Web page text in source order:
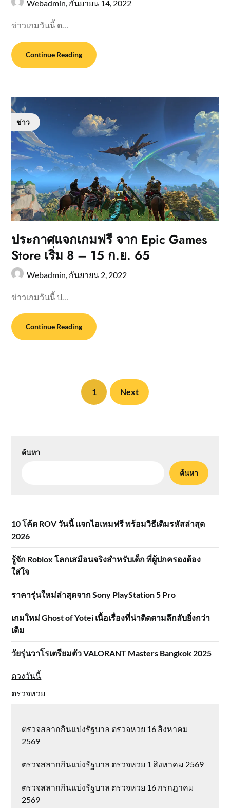
Webadmin, กันยายน 14, 2022
ข่าวเกมวันนี้ ต…
Continue Reading
ข่าว
ประกาศแจกเกมฟรี จาก Epic Games
Store เริ่ม 8 – 15 ก.ย. 65
Webadmin, กันยายน 2, 2022
ข่าวเกมวันนี้ ป…
Continue Reading
1 Next
ค้นหา
ค้นหา
10 โค้ด ROV วันนี้ แจกไอเทมฟรี พร้อมวิธีเติมรหัสล่าสุด
2026
รู้จัก Roblox โลกเสมือนจริงสำหรับเด็ก ที่ผู้ปกครองต้อง
ใส่ใจ
ราคารุ่นใหม่ล่าสุดจาก Sony PlayStation 5 Pro
เกมใหม่ Ghost of Yotei เนื้อเรื่องที่น่าติดตามลึกลับยิ่งกว่า
เดิม
วัยรุ่นวาโรเตรียมตัว VALORANT Masters Bangkok 2025
ดวงวันนี้
ตรวจหวย
ตรวจสลากกินแบ่งรัฐบาล ตรวจหวย 16 สิงหาคม
2569
ตรวจสลากกินแบ่งรัฐบาล ตรวจหวย 1 สิงหาคม 2569
ตรวจสลากกินแบ่งรัฐบาล ตรวจหวย 16 กรกฎาคม
2569